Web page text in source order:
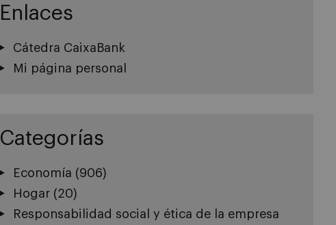
Enlaces
Cátedra CaixaBank
Mi página personal
Categorías
Economía (906)
Hogar(20)
Responsabilidad social y ética de la empresa